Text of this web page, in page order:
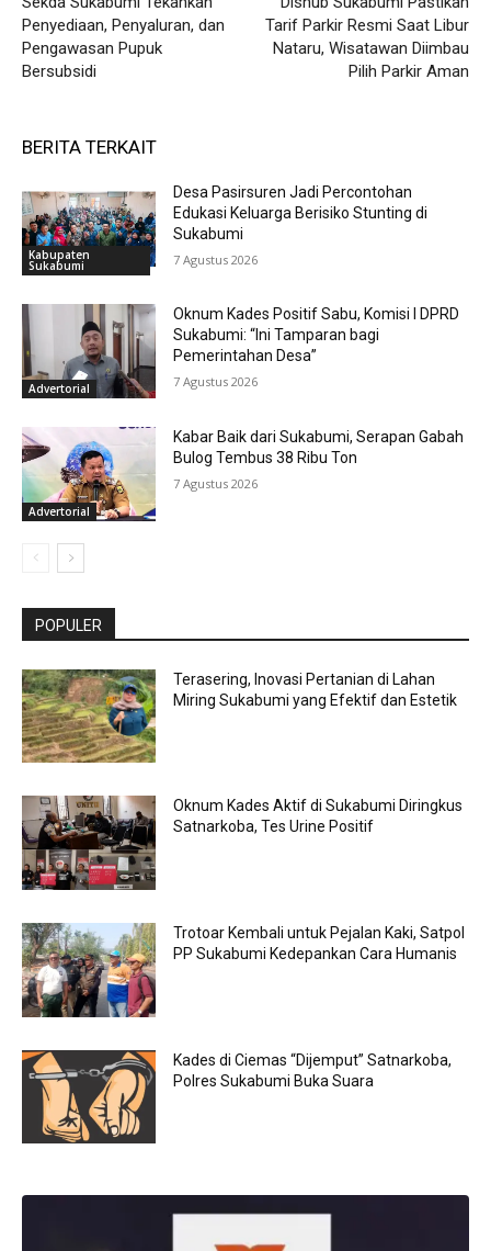
Penyediaan, Penyaluran, dan
Pengawasan Pupuk
Bersubsidi
Tarif Parkir Resmi Saat Libur
Nataru, Wisatawan Diimbau
Pilih Parkir Aman
BERITA TERKAIT
Kabupaten
Sukabumi
Desa Pasirsuren Jadi Percontohan
Edukasi Keluarga Berisiko Stunting di
Sukabumi
7 Agustus 2026
Advertorial
Oknum Kades Positif Sabu, Komisi I DPRD
Sukabumi: “Ini Tamparan bagi
Pemerintahan Desa”
7 Agustus 2026
Advertorial
Kabar Baik dari Sukabumi, Serapan Gabah
Bulog Tembus 38 Ribu Ton
7 Agustus 2026
POPULER
Terasering, Inovasi Pertanian di Lahan
Miring Sukabumi yang Efektif dan Estetik
Oknum Kades Aktif di Sukabumi Diringkus
Satnarkoba, Tes Urine Positif
Trotoar Kembali untuk Pejalan Kaki, Satpol
PP Sukabumi Kedepankan Cara Humanis
Kades di Ciemas “Dijemput” Satnarkoba,
Polres Sukabumi Buka Suara